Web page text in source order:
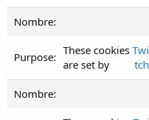
These cookies
are set by
Twi
tch